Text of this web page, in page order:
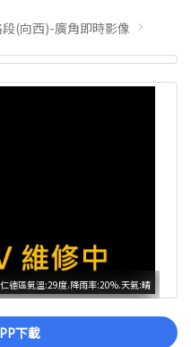
(向西)-廣角即時影像
德區氣溫:29度.降雨率:20%.天氣:晴
下載